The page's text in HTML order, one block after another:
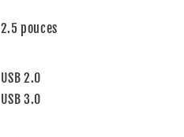
2.5 pouces
USB 2.0
USB 3.0